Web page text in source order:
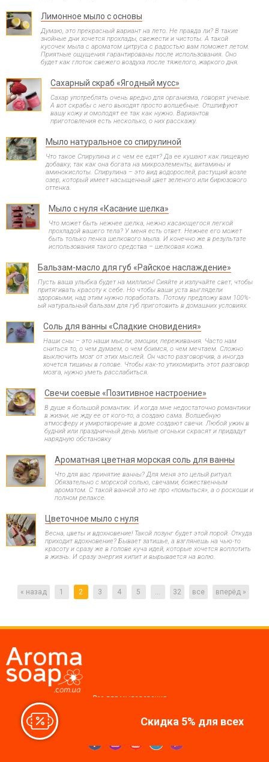
Лимонное мыло с основы
Думаю, это прекрасный вариант на лето. Не правда ли? В такие
знойные дни хочется прохлады, свежести и чистоты. А такой
кусочек мыла с ароматом цитруса с радостью вам поможет летом.
Приятные ощущения гарантированы после использования. Оно
будет как глоток свежего воздуха после тяжелого, жаркого дня.
Сахарный скраб «Ягодный мусс»
Сахар употреблять очень вредно для организма, говорят ученые.
А вот скрабы с него выходят просто волшебные. Отшлифуют
вашу кожу и омолодят ее так как нужно. Вариантов
приготовления есть несколько, о них расскажу.
Мыло натуральное со спирулиной
Что такое Спирулина и с чем ее едят? Да ее кушают как пищевую
добавку, так как она богата на микроэлементы, витамины и
аминокислоты. Спирулина – это вид водорослей, растущий возле
озер, который имеет насыщенный цвет зеленого или бирюзового
оттенка.
Мыло с нуля «Касание шелка»
Что может быть нежнее шелка, нежно касающегося легкой
прохладой вашего тела? У меня есть ответ. Нежнее его может
быть только пенка шелкового мыла. И конечно же в результате
использования такого средства – шелковая кожа.
Бальзам-масло для губ «Райское наслаждение»
Пусть ваша улыбка будет на миллион! Сияйте и излучайте свет, чтобы
притягивать красоту к себе. Но чтобы ваши уста выглядели
здоровыми, над этим нужно поработать. Потому предложу вам 100%-
ый натуральный бальзам для губ приготовить в домашних условиях.
Соль для ванны «Сладкие сновидения»
Наши сны – это наши мысли, эмоции, переживания. Часто нам
сниться то, о чем думаем, о чем боимся, о чем мечтаем. Сложно
выключить мозг от этих мыслей. Он часто разговорчив, а иногда
хочется тишины в голове. Чтобы как-то утихомирить этот разговор
мозга, нужно уметь расслабиться.
Свечи соевые «Позитивное настроение»
В душе я большой романтик. И когда мне недостаточно романтики
в жизни, не жду ее от кого-то, а создаю сама. Волшебную
атмосферу и умиротворение в доме создают свечи. Любой ужин в
будний или праздничный день милые огоньки скрасят и придадут
нарядную обстановку
Ароматная цветная морская соль для ванны
Что для вас принятие ванны? Для меня это целый ритуал.
Обязательно с морской солью, свечами, божественным
ароматом. С такой ванной это не про «помыться», а о роскоши и
полном релаксе.
Цветочное мыло с нуля
Весна, цветы и вдохновение! Такой лозунг будет этой порой. Откуда
приходит вдохновение? Бывает затишье, а взглянешь на чью-то
красоту и сразу же в голове куча идей, которые хочется воплотить
в жизнь. И сразу энергия кипит и вырывается на волю.
« назад 1 2 3 4 5 ... 32 все вперёд »
Скидка 5% для всех
Все для мыловарения,
Мы в соцсетях: